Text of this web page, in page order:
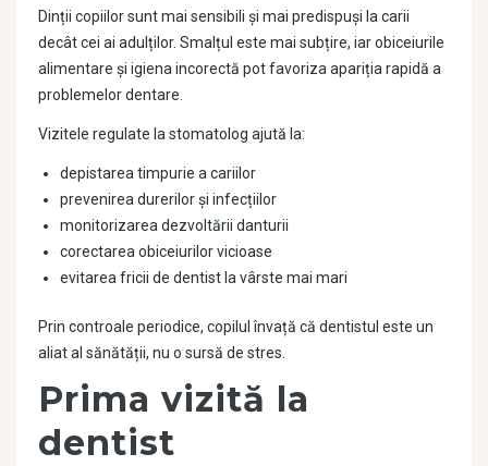
Dinții copiilor sunt mai sensibili și mai predispuși la carii
decât cei ai adulților. Smalțul este mai subțire, iar obiceiurile
alimentare și igiena incorectă pot favoriza apariția rapidă a
problemelor dentare.
Vizitele regulate la stomatolog ajută la:
depistarea timpurie a cariilor
prevenirea durerilor și infecțiilor
monitorizarea dezvoltării danturii
corectarea obiceiurilor vicioase
evitarea fricii de dentist la vârste mai mari
Prin controale periodice, copilul învață că dentistul este un
aliat al sănătății, nu o sursă de stres.
Prima vizită la
dentist